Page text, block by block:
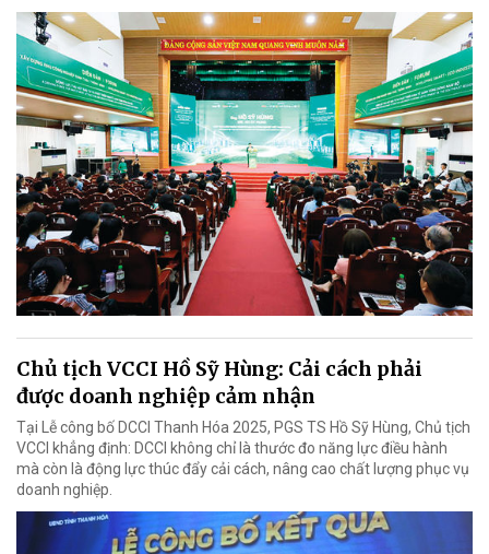
Chủ tịch VCCI Hồ Sỹ Hùng: Cải cách phải
được doanh nghiệp cảm nhận
Tại Lễ công bố DCCI Thanh Hóa 2025, PGS TS Hồ Sỹ Hùng, Chủ tịch
VCCI khẳng định: DCCI không chỉ là thước đo năng lực điều hành
mà còn là động lực thúc đẩy cải cách, nâng cao chất lượng phục vụ
doanh nghiệp.